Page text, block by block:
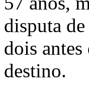
disputa
dois
destino.